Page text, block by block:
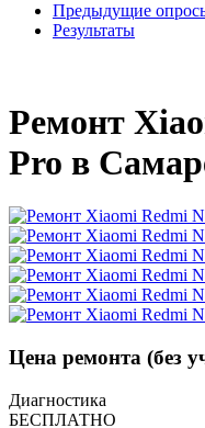
Предыдущие
Результаты
Ремонт
Pro в
Цена ремонта (без
Диагностика
БЕСПЛАТНО